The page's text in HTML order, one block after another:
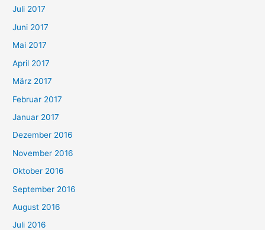
Juli 2017
Juni 2017
Mai 2017
April 2017
März 2017
Februar 2017
Januar 2017
Dezember 2016
November 2016
Oktober 2016
September 2016
August 2016
Juli 2016